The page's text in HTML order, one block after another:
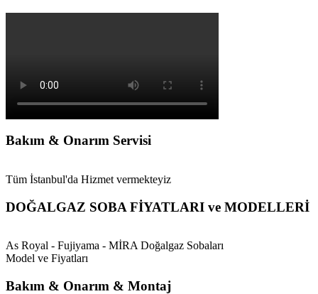
Bakım & Onarım Servisi
Tüm İstanbul'da Hizmet vermekteyiz
DOĞALGAZ SOBA FİYATLARI ve MODELLERİ
As Royal - Fujiyama - MİRA Doğalgaz Sobaları
Model ve Fiyatları
Bakım & Onarım & Montaj